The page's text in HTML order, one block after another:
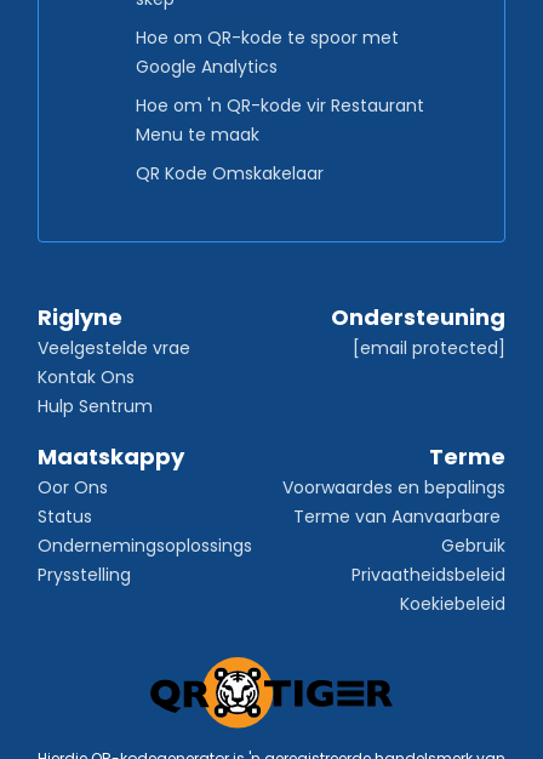
Hoe om QR-kode te spoor met
Google Analytics
Hoe om 'n QR-kode vir Restaurant
Menu te maak
QR Kode Omskakelaar
Riglyne
Veelgestelde vrae
Kontak Ons
Hulp Sentrum
Ondersteuning
[email protected]
Maatskappy
Oor Ons
Status
Ondernemingsoplossings
Prysstelling
Terme
Voorwaardes en bepalings
Terme van Aanvaarbare
Gebruik
Privaatheidsbeleid
Koekiebeleid